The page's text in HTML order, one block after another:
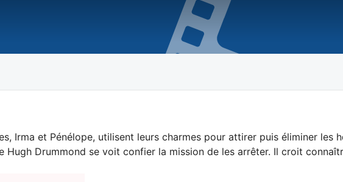
Irma et Pénélope, utilisent leurs charmes pour attirer puis éliminer les
Hugh Drummond se voit confier la mission de les arrêter. Il croit